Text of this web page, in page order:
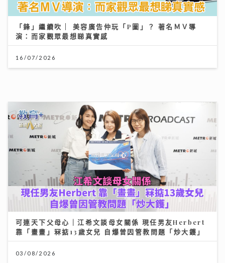
「鋒」繼續吹 | 美容廣告仲玩「P圖」？ 著名ＭＶ導
演：而家觀眾最想睇真實感
16/07/2026
可連天下父母心｜江希文談母女關係 現任男友Herbert
靠「畫畫」冧掂13歲女兒 自爆曾因管教問題「炒大鑊」
03/08/2026